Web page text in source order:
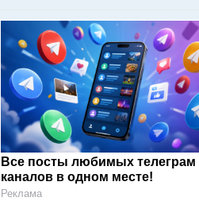
Все посты любимых телеграм
каналов в одном месте!
Реклама